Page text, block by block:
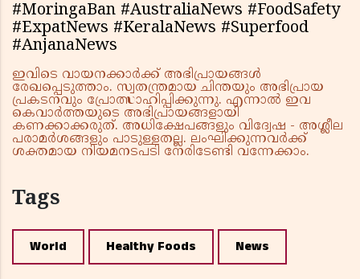
#MoringaBan #AustraliaNews #FoodSafety
#ExpatNews #KeralaNews #Superfood
#AnjanaNews
ഇവിടെ വായനക്കാർക്ക് അഭിപ്രായങ്ങൾ
രേഖപ്പെടുത്താം. സ്വതന്ത്രമായ ചിന്തയും അഭിപ്രായ
പ്രകടനവും പ്രോത്സാഹിപ്പിക്കുന്നു. എന്നാൽ ഇവ
കെവാർത്തയുടെ അഭിപ്രായങ്ങളായി
കണക്കാക്കരുത്. അധിക്ഷേപങ്ങളും വിദ്വേഷ - അശ്ലീല
പരാമർശങ്ങളും പാടുള്ളതല്ല. ലംഘിക്കുന്നവർക്ക്
ശക്തമായ നിയമനടപടി നേരിടേണ്ടി വന്നേക്കാം.
Tags
World Healthy Foods News